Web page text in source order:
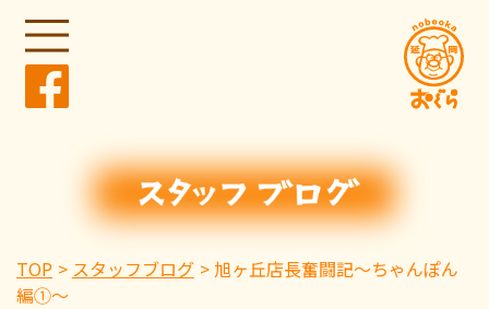
TOP スタッフブログ
旭ヶ丘店長奮闘記〜ちゃんぽん
編①〜